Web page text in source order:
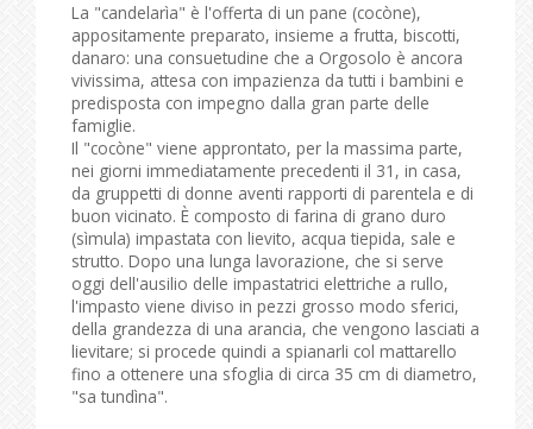
La "candelarìa" è l'offerta di un pane (cocòne),
appositamente preparato, insieme a frutta, biscotti,
danaro: una consuetudine che a Orgosolo è ancora
vivissima, attesa con impazienza da tutti i bambini e
predisposta con impegno dalla gran parte delle
famiglie.
Il "cocòne" viene approntato, per la massima parte,
nei giorni immediatamente precedenti il 31, in casa,
da gruppetti di donne aventi rapporti di parentela e di
buon vicinato. È composto di farina di grano duro
(sìmula) impastata con lievito, acqua tiepida, sale e
strutto. Dopo una lunga lavorazione, che si serve
oggi dell'ausilio delle impastatrici elettriche a rullo,
l'impasto viene diviso in pezzi grosso modo sferici,
della grandezza di una arancia, che vengono lasciati a
lievitare; si procede quindi a spianarli col mattarello
fino a ottenere una sfoglia di circa 35 cm di diametro,
"sa tundìna".